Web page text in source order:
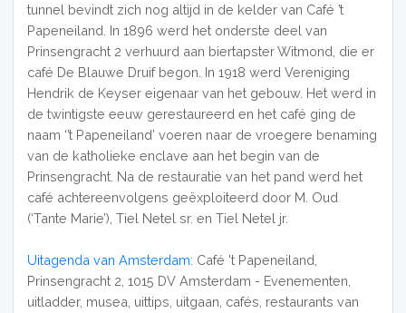
tunnel bevindt zich nog altijd in de kelder van Café ’t
Papeneiland. In 1896 werd het onderste deel van
Prinsengracht 2 verhuurd aan biertapster Witmond, die er
café De Blauwe Druif begon. In 1918 werd Vereniging
Hendrik de Keyser eigenaar van het gebouw. Het werd in
de twintigste eeuw gerestaureerd en het café ging de
naam ‘’t Papeneiland’ voeren naar de vroegere benaming
van de katholieke enclave aan het begin van de
Prinsengracht. Na de restauratie van het pand werd het
café achtereenvolgens geëxploiteerd door M. Oud
(‘Tante Marie’), Tiel Netel sr. en Tiel Netel jr.
Uitagenda van Amsterdam: Café 't Papeneiland,
Prinsengracht 2, 1015 DV Amsterdam - Evenementen,
uitladder, musea, uittips, uitgaan, cafés, restaurants van